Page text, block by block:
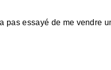
pas essayé de me vendre